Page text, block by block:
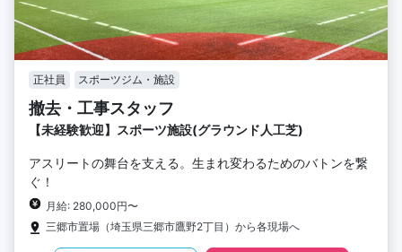
正社員 スポーツジム・施設
撤去・工事スタッフ
【未経験歓迎】スポーツ施設(グラウンド人工芝)
アスリートの舞台を支える。生まれ変わるためのバトンを繋
ぐ！
月給: 280,000円〜
三郷市置場（埼玉県三郷市鷹野2丁目）から各現場へ